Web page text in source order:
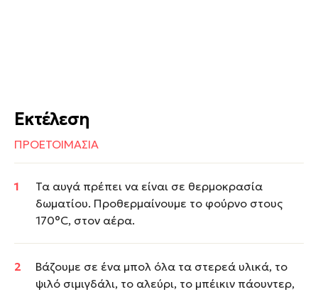
Εκτέλεση
ΠΡΟΕΤΟΙΜΑΣΙΑ
Τα αυγά πρέπει να είναι σε θερμοκρασία
δωματίου. Προθερμαίνουμε το φούρνο στους
170°C, στον αέρα.
Βάζουμε σε ένα μπολ όλα τα στερεά υλικά, το
ψιλό σιμιγδάλι, το αλεύρι, το μπέικιν πάουντερ,